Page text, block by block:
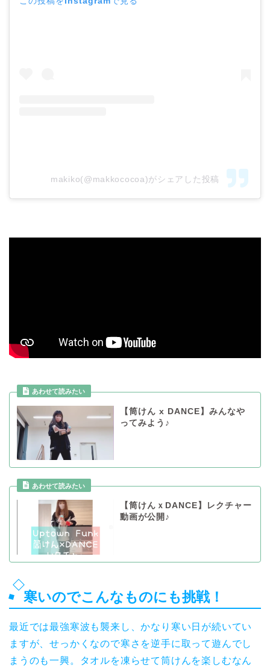
makiko(@makkococoa)がシェアした投稿
あわせて読みたい
【筒けん x DANCE】みんなや
ってみよう♪
あわせて読みたい
【筒けんｘDANCE】レクチャー
動画が公開♪
寒いのでこんなものにも挑戦！
最近では最強寒波も襲来し、かなり寒い日が続いてい
ますが、せっかくなので寒さを逆手に取って遊んでし
まうのも一興。タオルを凍らせて筒けんを楽しむなん